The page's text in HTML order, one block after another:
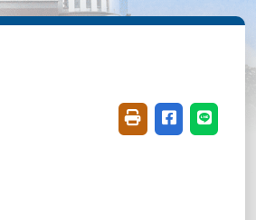
友善列印(開新視窗)
分享至臉書(
分享至